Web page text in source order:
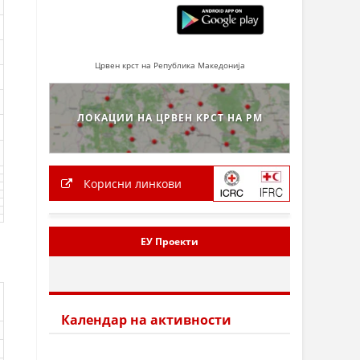
Црвен крст на Република Македонија
ЛОКАЦИИ НА ЦРВЕН КРСТ НА РМ
Корисни линкови
ЕУ Проекти
Календар на активности